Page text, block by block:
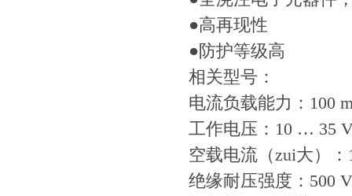
●高再现性
●防护等级高
相关型号：
电流负载能力：100
工作电压：10 … 35
空载电流（zui大）：
绝缘耐压强度：500 V